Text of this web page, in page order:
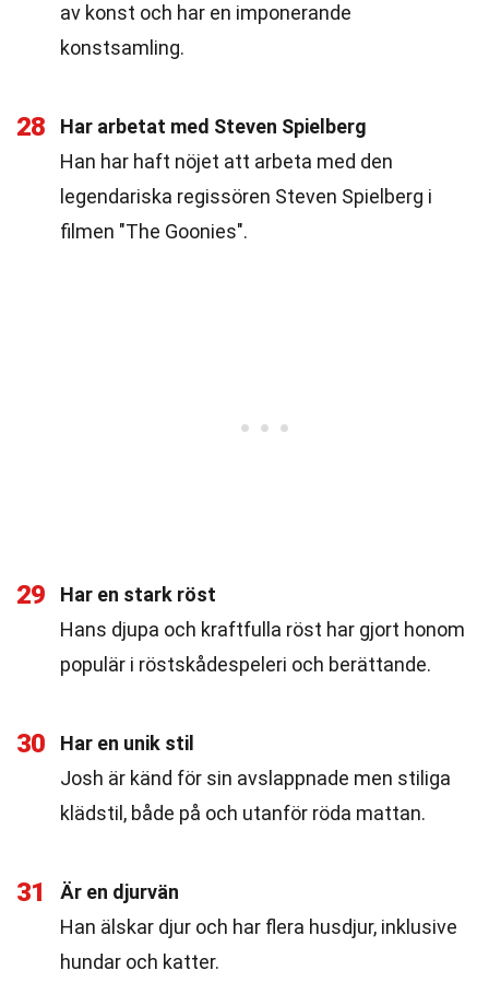
av konst och har en imponerande
konstsamling.
28
Har arbetat med Steven Spielberg
Han har haft nöjet att arbeta med den
legendariska regissören Steven Spielberg i
filmen "The Goonies".
29
Har en stark röst
Hans djupa och kraftfulla röst har gjort honom
populär i röstskådespeleri och berättande.
30
Har en unik stil
Josh är känd för sin avslappnade men stiliga
klädstil, både på och utanför röda mattan.
31
Är en djurvän
Han älskar djur och har flera husdjur, inklusive
hundar och katter.